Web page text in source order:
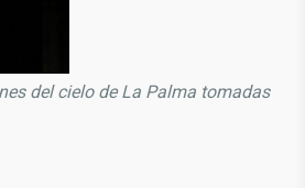
del cielo de La Palma tomadas